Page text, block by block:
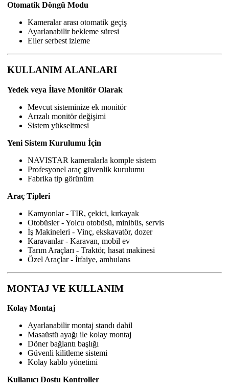
Otomatik Döngü Modu
Kameralar arası otomatik geçiş
Ayarlanabilir bekleme süresi
Eller serbest izleme
KULLANIM ALANLARI
Yedek veya İlave Monitör Olarak
Mevcut sisteminize ek monitör
Arızalı monitör değişimi
Sistem yükseltmesi
Yeni Sistem Kurulumu İçin
NAVISTAR kameralarla komple sistem
Profesyonel araç güvenlik kurulumu
Fabrika tip görünüm
Araç Tipleri
Kamyonlar - TIR, çekici, kırkayak
Otobüsler - Yolcu otobüsü, minibüs, servis
İş Makineleri - Vinç, ekskavatör, dozer
Karavanlar - Karavan, mobil ev
Tarım Araçları - Traktör, hasat makinesi
Özel Araçlar - İtfaiye, ambulans
MONTAJ VE KULLANIM
Kolay Montaj
Ayarlanabilir montaj standı dahil
Masaüstü ayağı ile kolay montaj
Döner bağlantı başlığı
Güvenli kilitleme sistemi
Kolay kablo yönetimi
Kullanıcı Dostu Kontroller